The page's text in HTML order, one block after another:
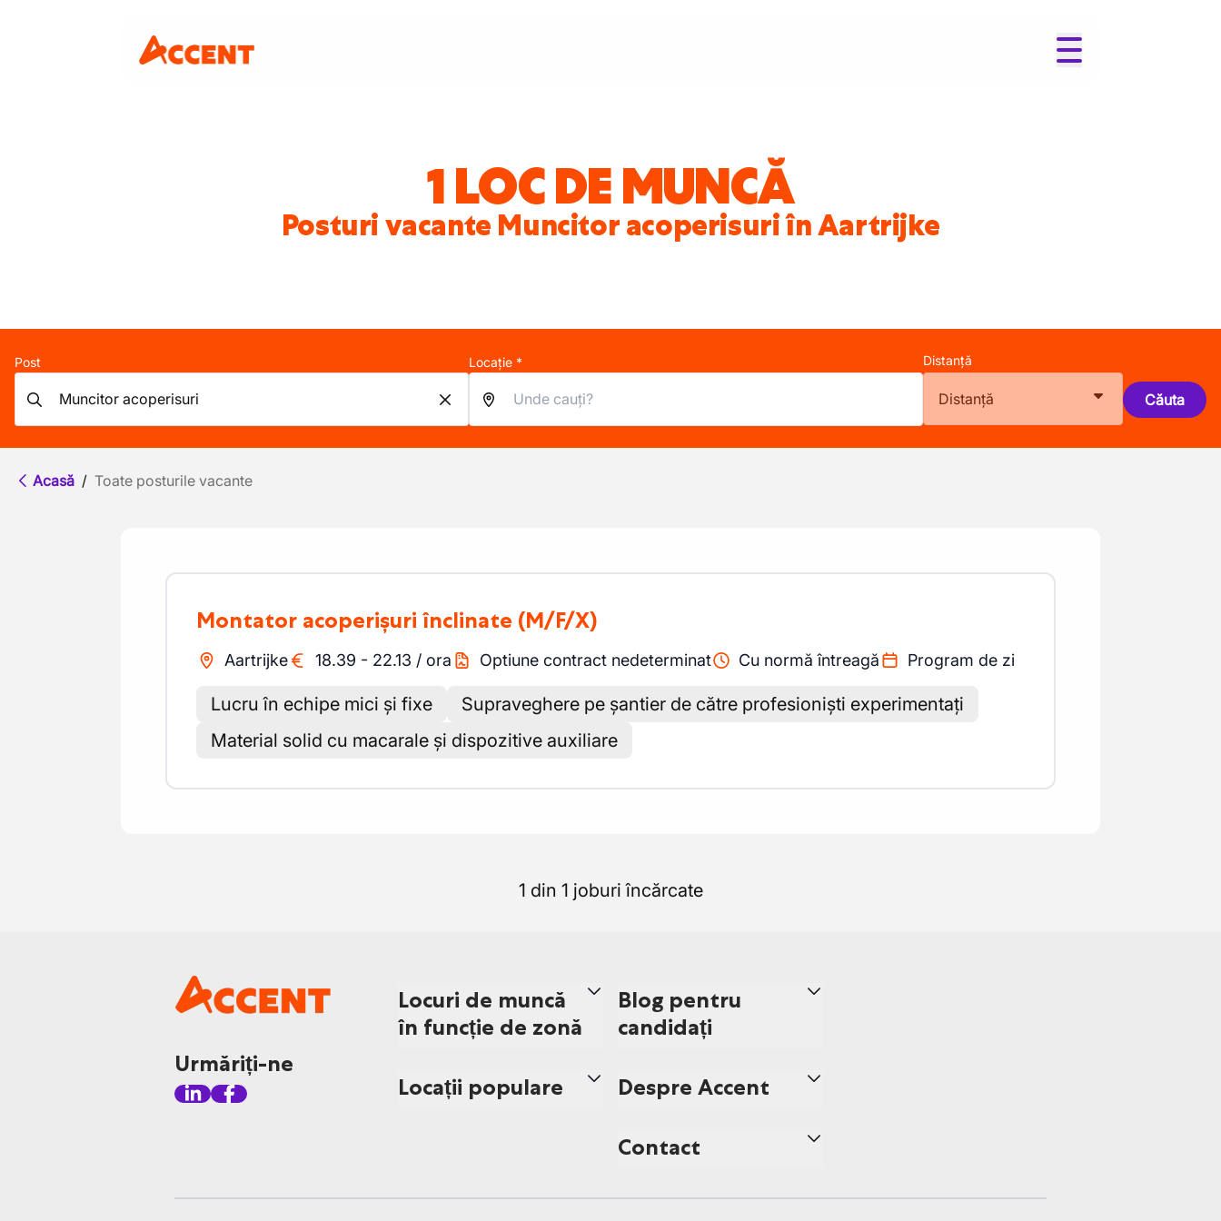
1 LOC DE MUNCĂ
Posturi vacante Muncitor acoperisuri în Aartrijke
Post Locație * Distanță
Distanță Căuta
Acasă / Toate posturile vacante
Montator acoperișuri înclinate (M/F/X)
Aartrijke 18.39 - 22.13 / ora Optiune contract nedeterminat Cu normă întreagă Program de zi
Lucru în echipe mici și fixe
Supraveghere pe șantier de către profesioniști experimentați
Material solid cu macarale și dispozitive auxiliare
1 din 1 joburi încărcate
Urmăriți-ne
Locuri de muncă
în funcție de zonă
Locații populare
Blog pentru
candidați
Despre Accent
Contact